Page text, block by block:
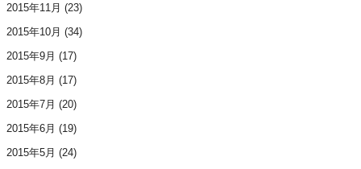
2015年11月 (23)
2015年10月 (34)
2015年9月 (17)
2015年8月 (17)
2015年7月 (20)
2015年6月 (19)
2015年5月 (24)